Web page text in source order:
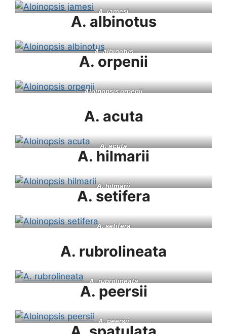
A. jamesi
A. albinotus
A. albinotus
A. orpenii
Aloinopsis orpenii
A. acuta
A. acuta
A. hilmarii
A. hilmarii
A. setifera
A. setifera
A. rubrolineata
A. rubrolineata
A. peersii
A. peersii